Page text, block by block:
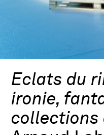
Eclats du
ironie,
collections